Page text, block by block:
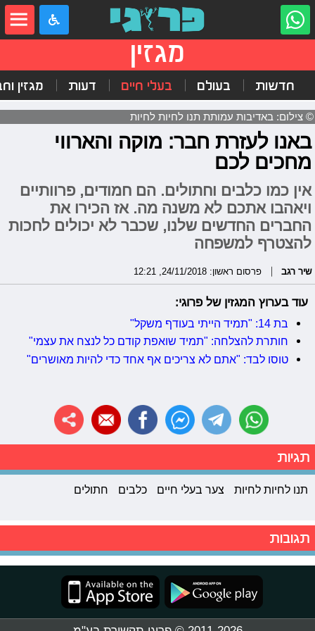
מגזין
חדשות בעולם בעלי חיים דעות מגזין
© צילום: באדיבות עמותת תנו לחיות לחיות
באנו לעזרת חבר: מוקה והארווי
מחכים לכם
אין כמו כלבים וחתולים. הם חמודים, פרוותיים
ויאהבו אתכם לא משנה מה. אז הכירו את
החברים החדשים שלנו, שכבר לא יכולים לחכות
להצטרף למשפחה
שיר רגב פרסום ראשון: 24/11/2018, 12:21
עוד בערוץ המגזין של פרוגי:
בת 14: "תמיד הייתי בעודף משקל"
חותרת להצלחה: "תמיד שואפת קודם כל לנצח את עצמי"
טוסו לבד: "אתם לא צריכים אף אחד כדי להיות מאושרים"
תגיות
תנו לחיות לחיות צער בעלי חיים כלבים חתולים
תגובות